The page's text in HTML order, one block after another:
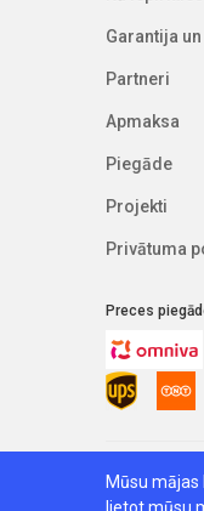
Garantija
Partneri
Apmaksa
Piegāde
Projekti
Privātuma
Preces
Watex
Mūsu